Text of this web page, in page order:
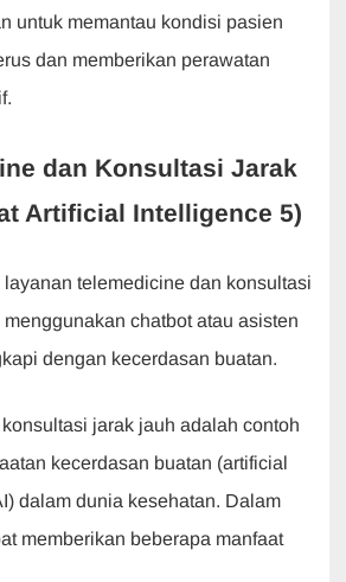
untuk memantau kondisi pasien
dan memberikan perawatan
dan Konsultasi Jarak
Artificial Intelligence 5)
telemedicine dan konsultasi
chatbot atau asisten
dengan kecerdasan buatan.
jarak jauh adalah contoh
kecerdasan buatan (artificial
dalam dunia kesehatan. Dalam
memberikan beberapa manfaat